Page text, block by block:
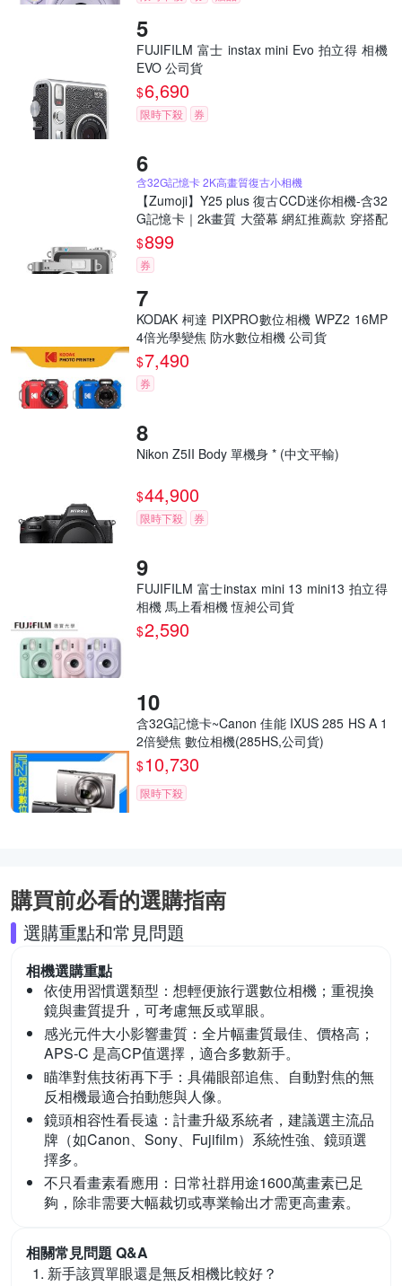
FUJIFILM 富士 instax mini Evo 拍立得 相機
EVO 公司貨
$6,690
限時下殺 券
含32G記憶卡 2K高畫質復古小相機
【Zumoji】Y25 plus 復古CCD迷你相機-含32
G記憶卡｜2k畫質 大螢幕 網紅推薦款 穿搭配
件 聖誕禮物
$899
券
KODAK 柯達 PIXPRO數位相機 WPZ2 16MP
4倍光學變焦 防水數位相機 公司貨
$7,490
券
Nikon Z5II Body 單機身 * (中文平輸)
$44,900
限時下殺 券
FUJIFILM 富士instax mini 13 mini13 拍立得
相機 馬上看相機 恆昶公司貨
$2,590
含32G記憶卡~Canon 佳能 IXUS 285 HS A 1
2倍變焦 數位相機(285HS,公司貨)
$10,730
限時下殺
購買前必看的選購指南
選購重點和常見問題
相機選購重點
依使用習慣選類型： 想輕便旅行選數位相機；重視換
鏡與畫質提升，可考慮無反或單眼。
感光元件大小影響畫質： 全片幅畫質最佳、價格高；
APS-C 是高CP值選擇，適合多數新手。
瞄準對焦技術再下手： 具備眼部追焦、自動對焦的無
反相機最適合拍動態與人像。
鏡頭相容性看長遠： 計畫升級系統者，建議選主流品
牌（如Canon、Sony、Fujifilm）系統性強、鏡頭選
擇多。
不只看畫素看應用： 日常社群用途1600萬畫素已足
夠，除非需要大幅裁切或專業輸出才需更高畫素。
相關常見問題 Q&A
新手該買單眼還是無反相機比較好？